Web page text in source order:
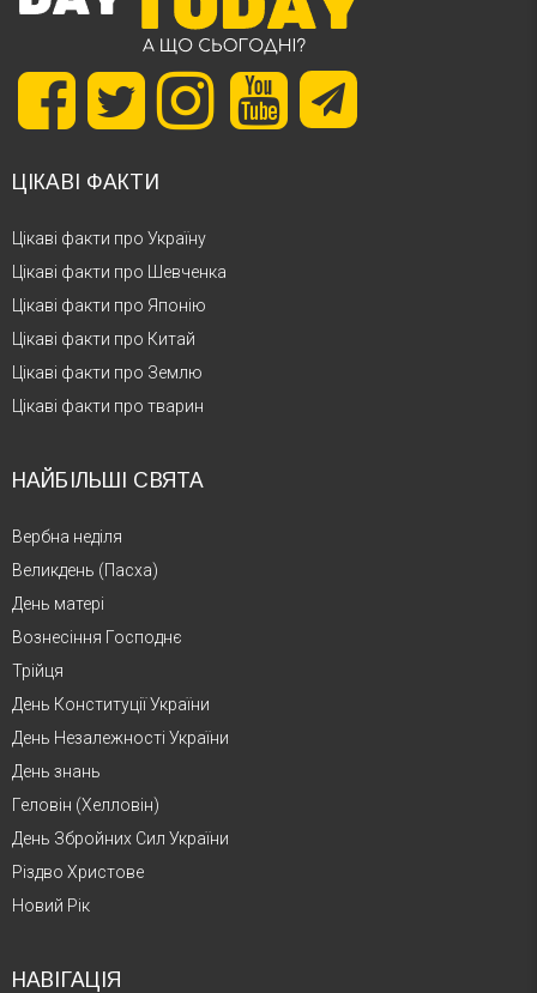
ЦІКАВІ ФАКТИ
Цікаві факти про Україну
Цікаві факти про Шевченка
Цікаві факти про Японію
Цікаві факти про Китай
Цікаві факти про Землю
Цікаві факти про тварин
НАЙБІЛЬШІ СВЯТА
Вербна неділя
Великдень (Пасха)
День матері
Вознесіння Господнє
Трійця
День Конституції України
День Незалежності України
День знань
Геловін (Хелловін)
День Збройних Сил України
Різдво Христове
Новий Рік
НАВІГАЦІЯ